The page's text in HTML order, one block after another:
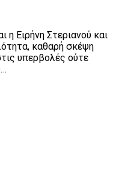
Ειρήνη Στεριανού και
καθαρή σκέψη
υπερβολές ούτε